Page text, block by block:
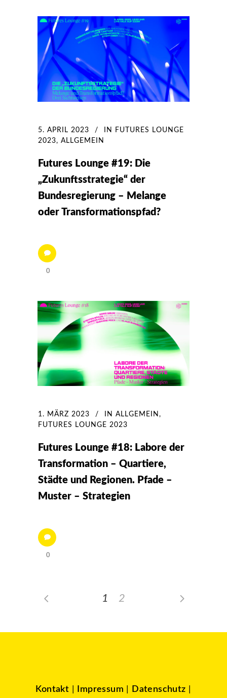
5. APRIL 2023 IN
FUTURES LOUNGE
2023, ALLGEMEIN
Futures Lounge #19: Die
„Zukunftsstrategie“ der
Bundesregierung – Melange
oder Transformationspfad?
0
1. MÄRZ 2023 IN ALLGEMEIN ,
FUTURES LOUNGE 2023
Futures Lounge #18: Labore der
Transformation – Quartiere,
Städte und Regionen. Pfade –
Muster – Strategien
0
1 2
Kontakt Impressum Datenschutz